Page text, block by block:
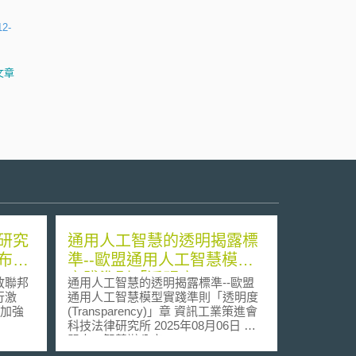
章
究
希
邦
激
強
通用人工智慧的透明揭露標
準--歐盟通用人工智慧模型
實踐準則「透明度
(Transparency)」章
通用人工智慧的透明揭露標準--歐盟
通用人工智慧模型實踐準則「透明度
(Transparency)」章 資訊工業策進會
科技法律研究所 2025年08月06日 歐
盟人工智慧辦公室(The European AI